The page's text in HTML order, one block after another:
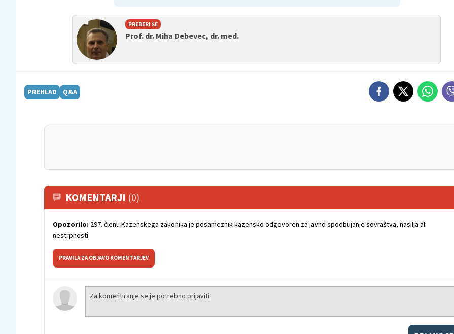
PREBERI ŠE
Prof. dr. Miha Debevec, dr. med.
PREHLAD Q&A
KOMENTARJI (0)
Opozorilo: 297. členu Kazenskega zakonika je posameznik kazensko odgovoren za javno spodbujanje sovraštva, nasilja ali
nestrpnosti.
PRAVILA ZA OBJAVO KOMENTARJEV